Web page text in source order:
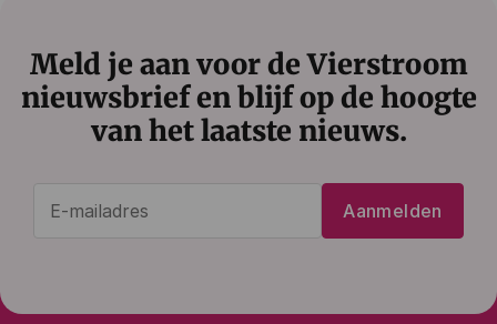
Meld je aan voor de Vierstroom
nieuwsbrief en blijf op de hoogte
van het laatste nieuws.
Aanmelden